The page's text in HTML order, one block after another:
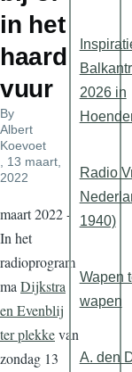
in het
haard
vuur
By
Albert
Koevoet
, 13 maart,
2022
maart 2022 -
In het
radioprogram
ma Dijkstra
en Evenblij
ter plekkevan
zondag 13
2026 in
Radio
1940)
Wapen
wapen
A. den